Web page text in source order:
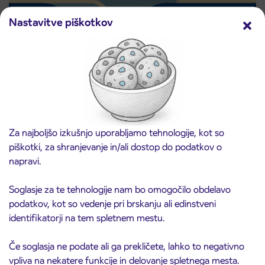
Nastavitve piškotkov
Za najboljšo izkušnjo uporabljamo tehnologije, kot so
piškotki, za shranjevanje in/ali dostop do podatkov o
napravi.
Soglasje za te tehnologije nam bo omogočilo obdelavo
podatkov, kot so vedenje pri brskanju ali edinstveni
identifikatorji na tem spletnem mestu.
Če soglasja ne podate ali ga prekličete, lahko to negativno
vpliva na nekatere funkcije in delovanje spletnega mesta.
Predprodaja dijaških subvencioniranih IJPP
vozovnic za šolsko leto 2026/2027 se začne